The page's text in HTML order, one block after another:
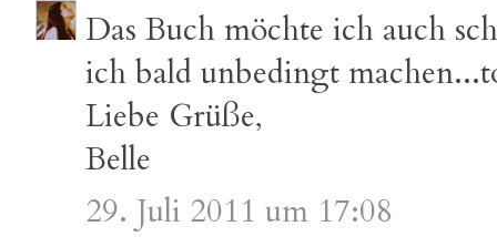
Das Buch möchte ich auch
ich bald unbedingt
Liebe Grüße,
Belle
29. Juli 2011 um 17:08